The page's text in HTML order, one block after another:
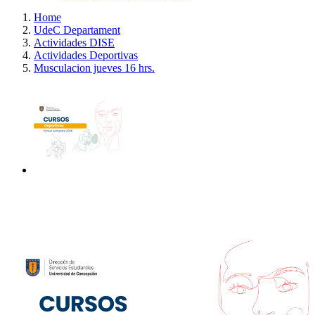
Home
UdeC Departament
Actividades DISE
Actividades Deportivas
Musculacion jueves 16 hrs.